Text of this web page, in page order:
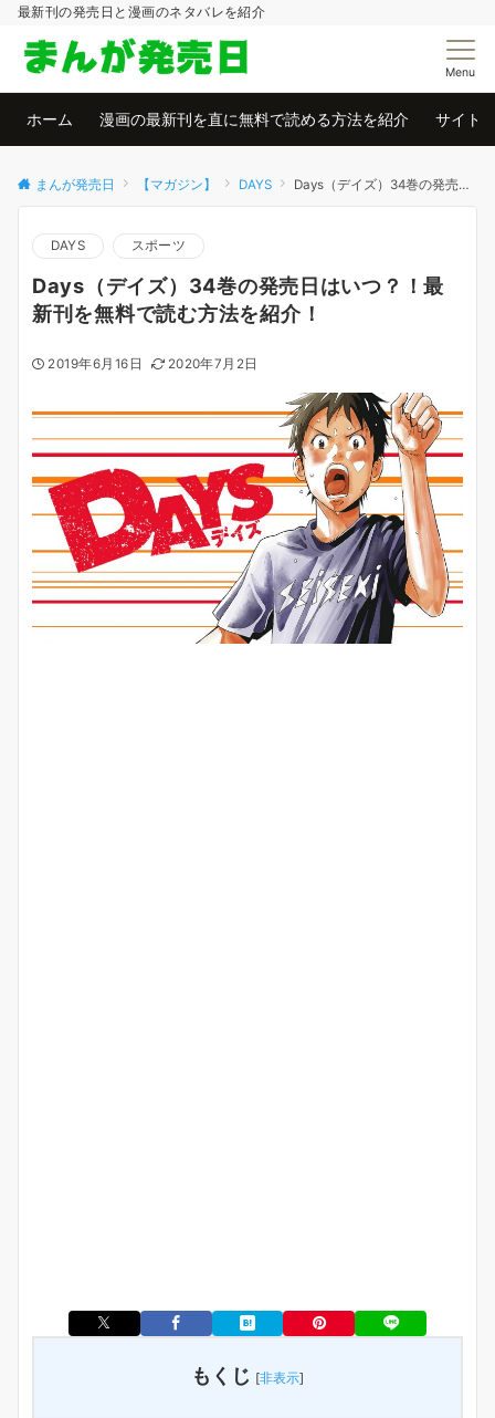
最新刊の発売日と漫画のネタバレを紹介
Menu
ホーム 漫画の最新刊を直に無料で読める方法を紹介 サイト
まんが発売日 【マガジン】 DAYS Days（デイズ）34巻の発売日はいつ？！最新刊を無料で読む方法を紹介！
DAYS スポーツ
Days（デイズ）34巻の発売日はいつ？！最
新刊を無料で読む方法を紹介！
2019年6月16日 2020年7月2日
もくじ [非表示]